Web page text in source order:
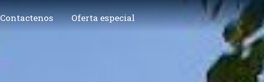
Contactenos Oferta especial